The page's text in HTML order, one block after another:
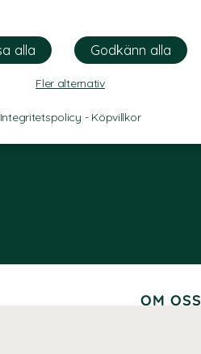
Fler alternativ
Integritetspolicy - Köpvillkor
OM OSS